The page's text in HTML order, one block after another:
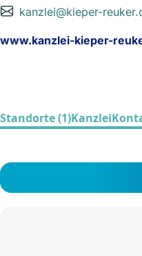
kanzlei@kieper-
www.kanzlei-kieper-
Standorte (1)Kanzlei